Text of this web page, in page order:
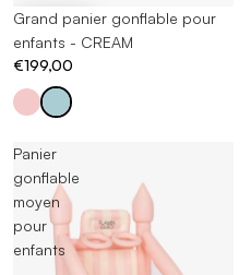
Grand panier gonflable pour
enfants - CREAM
€199,00
Panier
gonflable
moyen
pour
enfants